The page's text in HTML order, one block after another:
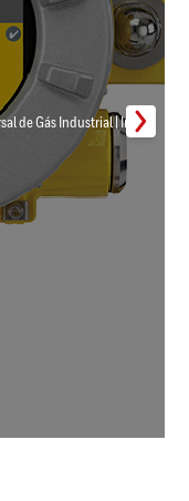
de Gás Industrial | Inmar